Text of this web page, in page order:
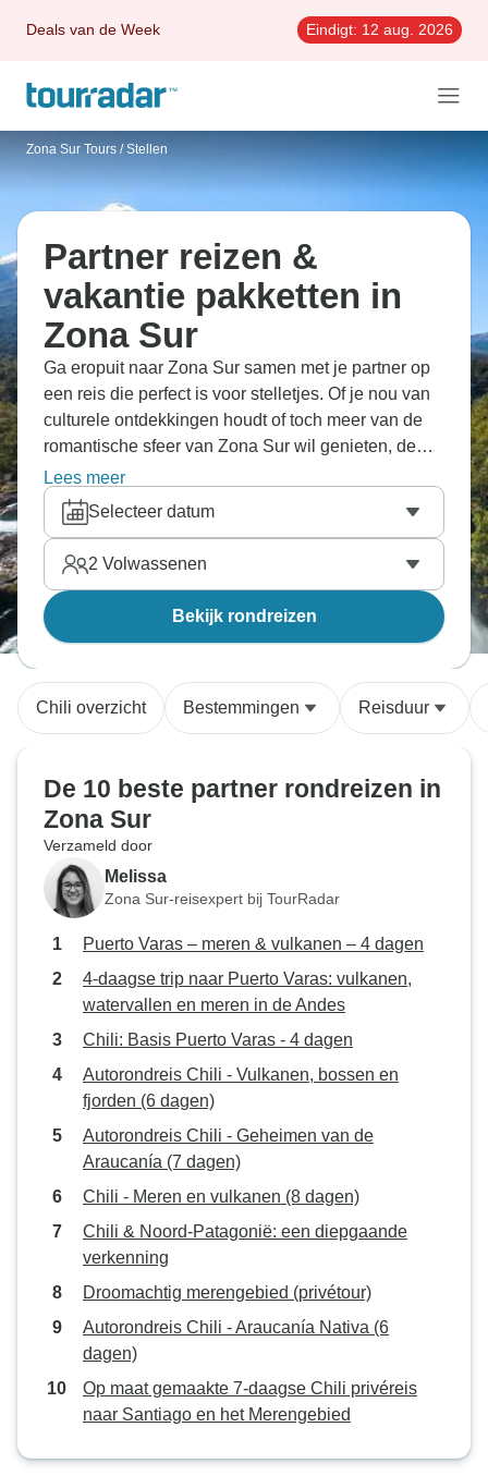
Deals van de Week Eindigt: 12 aug. 2026
Zona Sur Tours / Stellen
Partner reizen &
vakantie pakketten in
Zona Sur
Ga eropuit naar Zona Sur samen met je partner op
een reis die perfect is voor stelletjes. Of je nou van
culturele ontdekkingen houdt of toch meer van de
romantische sfeer van Zona Sur wil genieten, de
reizen brengen je naar de straatjes van Puerto
Varas en de charme van Puerto Montt zal jullie
beiden betoveren. Vind de tour naar Zona Sur die
perfect is voor jullie tweetjes, reis samen en bekijk
de wereld van dichtbij. Onze reisexperts hebben
alle tours doorzocht en hebben handmatig de beste
partner avontuurlijke tours
Lees meer
Selecteer datum
2 Volwassenen
Bekijk rondreizen
Chili overzicht Bestemmingen Reisduur
De 10 beste partner rondreizen in
Zona Sur
Verzameld door
Melissa
Zona Sur-reisexpert bij TourRadar
Puerto Varas – meren & vulkanen – 4 dagen
4-daagse trip naar Puerto Varas: vulkanen,
watervallen en meren in de Andes
Chili: Basis Puerto Varas - 4 dagen
Autorondreis Chili - Vulkanen, bossen en
fjorden (6 dagen)
Autorondreis Chili - Geheimen van de
Araucanía (7 dagen)
Chili - Meren en vulkanen (8 dagen)
Chili & Noord-Patagonië: een diepgaande
verkenning
Droomachtig merengebied (privétour)
Autorondreis Chili - Araucanía Nativa (6
dagen)
Op maat gemaakte 7-daagse Chili privéreis
naar Santiago en het Merengebied